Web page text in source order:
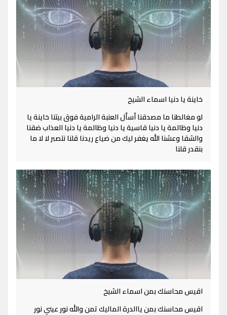
خاينة يا دنيا اسماء الشيخ
لو مغالطنا ما مصدقنا أسأل العنبة الرامية فوق بيتنا خاينة يا
دنيا وظالمة يا دنيا قاسية يا دنيا وظالمة يا دنيا العذاب ضقنا
والشقا وعشنا الله يغفر ليك من ضياع ريدنا قلنا نتصبر لا لا ما
بنقدر قلنا
اقيس محاسنك بمن اسماء الشيخ
اقيس محاسنك بمن ياالدرة الماليك تمن والله نور عيني نور